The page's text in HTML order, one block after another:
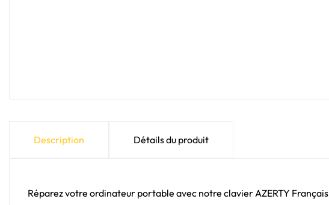
Description Détails du produit
Réparez votre ordinateur portable avec notre clavier AZERTY Français